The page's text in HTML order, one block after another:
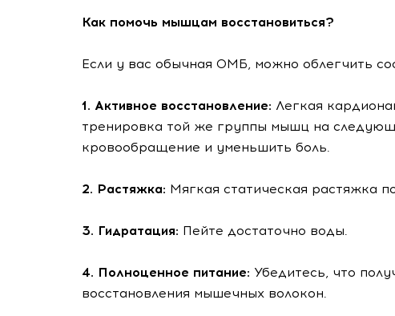
Как помочь мышцам восстановиться?
Если у вас обычная ОМБ, можно облегчить
1. Активное восстановление: Легкая
тренировка той же группы мышц на
кровообращение и уменьшить боль.
2. Растяжка: Мягкая статическая растяжка
3. Гидратация: Пейте достаточно воды.
4. Полноценное питание: Убедитесь, что
восстановления мышечных волокон.